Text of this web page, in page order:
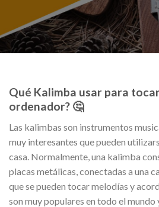
Qué Kalimba usar para
ordenador? 🤔
Las kalimbas son instrumentos
muy interesantes que pueden
casa. Normalmente, una kalimba
placas metálicas, conectadas a una
que se pueden tocar melodías y
son muy populares en todo el